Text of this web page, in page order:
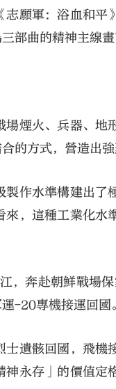
願軍：浴血和平
部曲的精神主線畫
煙火、兵器、地
的方式，營造出強
作水準構建出
，這種工業化水
，奔赴朝鮮戰場
-20專機接運回國。
遺骸回國，飛機
永存」的價值定